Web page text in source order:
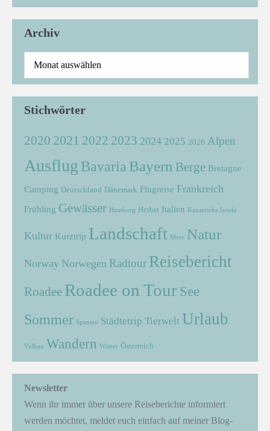
Archiv
Stichwörter
2020 2021 2022 2023 2024 2025 2026 Alpen
Ausflug Bavaria Bayern Berge Bretagne
Camping Deutschland Dänemark Flugreise Frankreich
Frühling Gewässer Hamburg Herbst Italien Kanarische Inseln
Kultur Kurztrip Landschaft Meer Natur
Norway Norwegen Radtour Reisebericht
Roadee Roadee on Tour See
Sommer Spanien Städtetrip Tierwelt Urlaub
Vulkan Wandern Winter Österreich
Newsletter
Wenn ihr immer über unsere Reiseberichte informiert
werden möchtet, meldet euch einfach auf meiner Blog-